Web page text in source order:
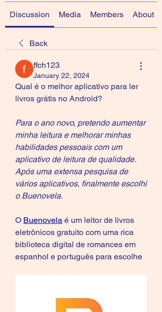
Discussion Media Members About
Back
ffch123
January 22, 2024
Qual é o melhor aplicativo para ler
livros grátis no Android?
Para o ano novo, pretendo aumentar
minha leitura e melhorar minhas
habilidades pessoais com um
aplicativo de leitura de qualidade.
Após uma extensa pesquisa de
vários aplicativos, finalmente escolhi
o Buenovela.
O Buenovela é um leitor de livros
eletrônicos gratuito com uma rica
biblioteca digital de romances em
espanhol e português para escolhe